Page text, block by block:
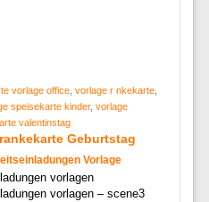
vorlage office, vorlage r nkekarte,
speisekarte kinder, vorlage
valentinstag
Geburtstag
Vorlage
vorlagen
vorlagen – scene3